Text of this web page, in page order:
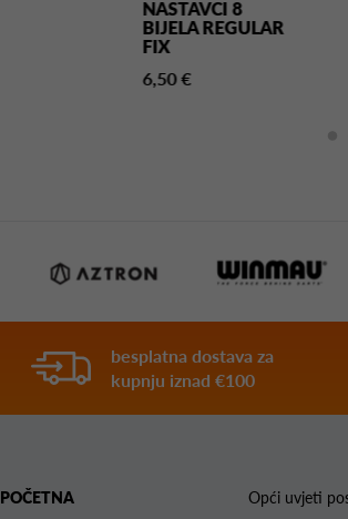
NASTAVCI 8
BIJELA REGULAR
FIX
6,50 €
besplatna dostava za
kupnju iznad €100
POČETNA
Opći uvjeti